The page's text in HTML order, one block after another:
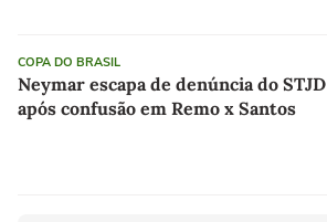
COPA DO BRASIL
Neymar escapa de denúncia do STJD
após confusão em Remo x Santos